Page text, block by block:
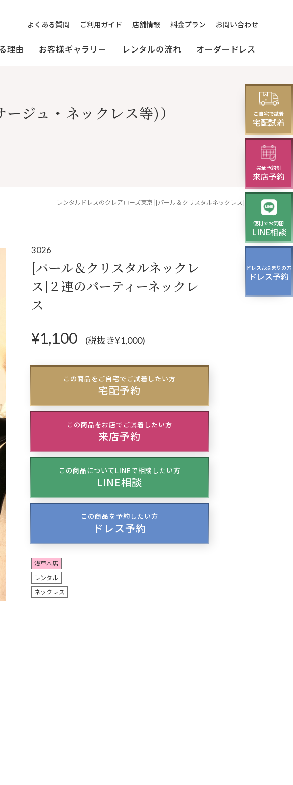
よくある質問 ご利用ガイド 店舗情報 料金プラン お問い合わせ
フォーマルドレス
(おばあ様向け)
パーティードレス
(20～30代の方向け)
立食パーティー、
クルージング、
理由 お客様ギャラリー レンタルの流れ
レンタルの流れ
[来店]
試着・レンタルの流れ
オーダードレス
セミオーダードレス
(セレクトプラン)
ージュ・ネックレス等)）
3026
[パール＆クリスタルネックレ
ス]２連のパーティーネックレ
ス
¥1,100 (税抜き¥1,000)
この商品をご自宅でご試着したい方
宅配予約
この商品をお店でご試着したい方
来店予約
この商品についてLINEで相談したい方
LINE相談
この商品を予約したい方
ドレス予約
浅草本店
レンタル
ネックレス
ご自宅で試着
宅配試着
完全予約制
来店予約
便利でお気軽!
LINE相談
ドレスお決まりの方
ドレス予約